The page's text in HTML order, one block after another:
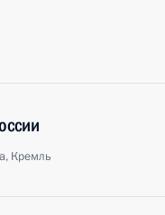
Кремль